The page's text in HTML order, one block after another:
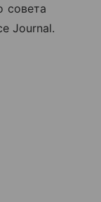
совета
Journal.